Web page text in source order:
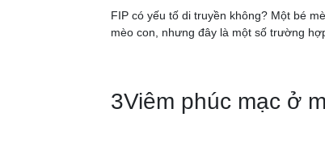
FIP có yếu tố di truyền không? Một bé
mèo con, nhưng đây là một số trường
3Viêm phúc mạc ở